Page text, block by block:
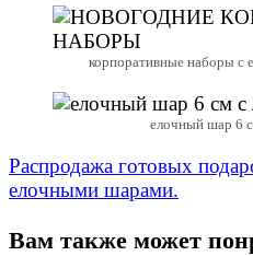
корпоративные наборы с
елочный шар 6
Распродажа готовых
елочными шарами.
Вам также может